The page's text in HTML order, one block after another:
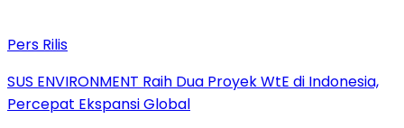
Pers Rilis
SUS ENVIRONMENT Raih Dua Proyek WtE di Indonesia,
Percepat Ekspansi Global